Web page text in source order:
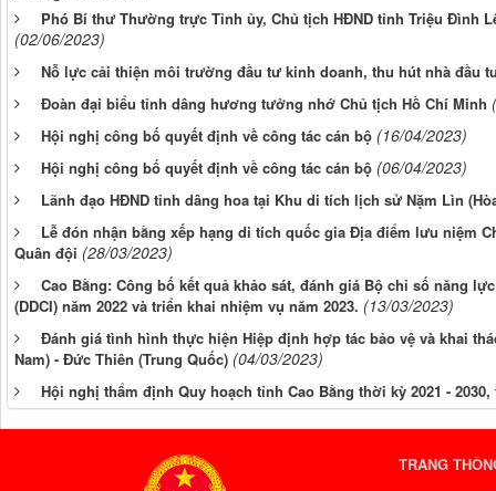
Phó Bí thư Thường trực Tỉnh ủy, Chủ tịch HĐND tỉnh Triệu Đình
(02/06/2023)
Nỗ lực cải thiện môi trường đầu tư kinh doanh, thu hút nhà đầu
Đoàn đại biểu tỉnh dâng hương tưởng nhớ Chủ tịch Hồ Chí Minh
Hội nghị công bố quyết định về công tác cán bộ (16/04/2023)
Hội nghị công bố quyết định về công tác cán bộ (06/04/2023)
Lãnh đạo HĐND tỉnh dâng hoa tại Khu di tích lịch sử Nặm Lìn
Lễ đón nhận bằng xếp hạng di tích quốc gia Địa điểm lưu niệm
Quân đội (28/03/2023)
Cao Bằng: Công bố kết quả khảo sát, đánh giá Bộ chỉ số năng
(DDCI) năm 2022 và triển khai nhiệm vụ năm 2023. (13/03/2023)
Đánh giá tình hình thực hiện Hiệp định hợp tác bảo vệ và khai
Nam) - Đức Thiên (Trung Quốc) (04/03/2023)
Hội nghị thẩm định Quy hoạch tỉnh Cao Bằng thời kỳ 2021 -
TRANG